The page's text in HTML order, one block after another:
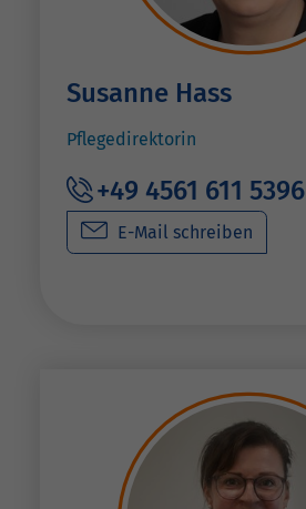
Susanne Hass
Pflegedirektorin
+49 4561 611 5396
E-Mail schreiben